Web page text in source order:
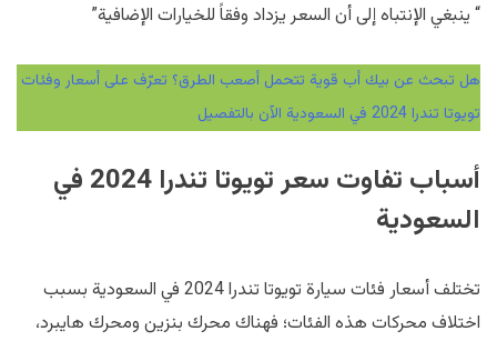
“ ينبغي الإنتباه إلى أن السعر يزداد وفقاً للخيارات الإضافية”
هل تبحث عن بيك أب قوية تتحمل أصعب الطرق؟ تعرّف على أسعار وفئات
تويوتا تندرا 2024 في السعودية الآن بالتفصيل
أسباب تفاوت سعر تويوتا تندرا 2024 في
السعودية
تختلف أسعار فئات سيارة تويوتا تندرا 2024 في السعودية بسبب
اختلاف محركات هذه الفئات؛ فهناك محرك بنزين ومحرك هايبرد،